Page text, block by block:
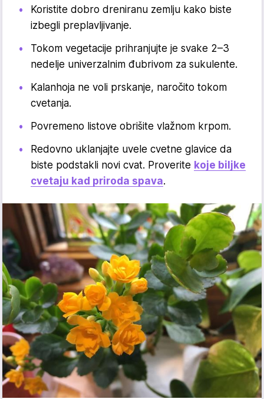
Koristite dobro dreniranu zemlju kako biste
izbegli preplavljivanje.
Tokom vegetacije prihranjujte je svake 2–3
nedelje univerzalnim đubrivom za sukulente.
Kalanhoja ne voli prskanje, naročito tokom
cvetanja.
Povremeno listove obrišite vlažnom krpom.
Redovno uklanjajte uvele cvetne glavice da
biste podstakli novi cvat. Proverite koje biljke
cvetaju kad priroda spava.